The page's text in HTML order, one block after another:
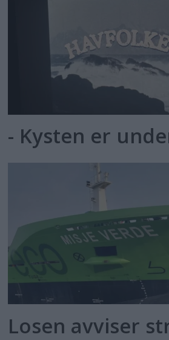
- Kysten er
Losen avviser